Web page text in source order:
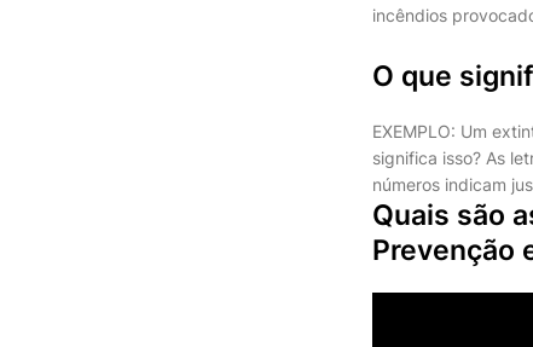
incêndios
O que
EXEMPLO: Um
significa isso? As
números indicam
Quais são
Prevenção